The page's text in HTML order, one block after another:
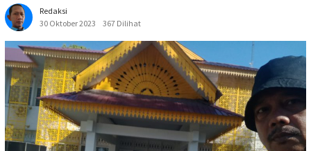
Redaksi
30 Oktober 2023
367 Dilihat